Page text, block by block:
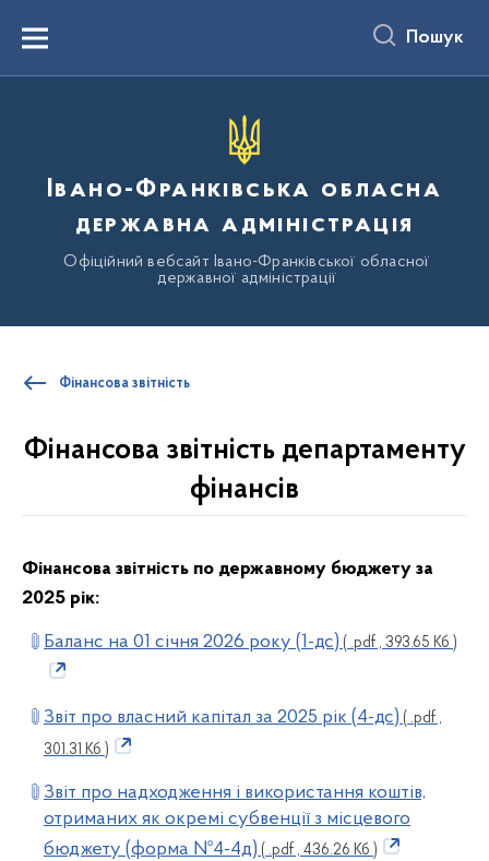
вмістуMenu Пошук
Івано-Франківська обласна
державна адміністрація
Офіційний вебсайт Івано-Франківської обласної
державної адміністрації
Фінансова звітність
Фінансова звітність департаменту
фінансів
Фінансова звітність по державному бюджету за
2025 рік:
Баланс на 01 січня 2026 року (1-дс) ( .pdf , 393.65 Кб )
Звіт про власний капітал за 2025 рік (4-дс) ( .pdf ,
301.31 Кб )
Звіт про надходження і використання коштів,
отриманих як окремі субвенції з місцевого
бюджету (форма №4-4д) ( .pdf , 436.26 Кб )